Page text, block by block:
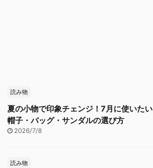
読み物
夏の小物で印象チェンジ！7月に使いたい
帽子・バッグ・サンダルの選び方
2026/7/8
読み物